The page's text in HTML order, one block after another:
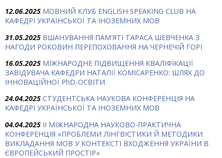
12.06.2025 МОВНИЙ КЛУБ ENGLISH SPEAKING CLUB НА
КАФЕДРІ УКРАЇНСЬКОЇ ТА ІНОЗЕМНИХ МОВ
31.05.2025 ВШАНУВАННЯ ПАМ'ЯТІ ТАРАСА ШЕВЧЕНКА З
НАГОДИ РОКОВИН ПЕРЕПОХОВАННЯ НА ЧЕРНЕЧІЙ ГОРІ
16.05.2025 МІЖНАРОДНЕ ПІДВИЩЕННЯ КВАЛІФІКАЦІЇ
ЗАВІДУВАЧА КАФЕДРИ НАТАЛІЇ КОМІСАРЕНКО: ШЛЯХ ДО
ІННОВАЦІЙНОЇ PhD-ОСВІТИ
24.04.2025 СТУДЕНТСЬКА НАУКОВА КОНФЕРЕНЦІЯ НА
КАФЕДРІ УКРАЇНСЬКОЇ ТА ІНОЗЕМНИХ МОВ
04.04.2025 ІІ МІЖНАРОДНА НАУКОВО-ПРАКТИЧНА
КОНФЕРЕНЦІЯ «ПРОБЛЕМИ ЛІНГВІСТИКИ Й МЕТОДИКИ
ВИКЛАДАННЯ МОВ У КОНТЕКСТІ ВХОДЖЕННЯ УКРАЇНИ В
ЄВРОПЕЙСЬКИЙ ПРОСТІР»